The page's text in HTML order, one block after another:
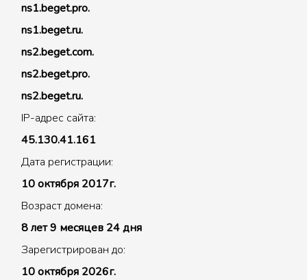
ns1.beget.pro.
ns1.beget.ru.
ns2.beget.com.
ns2.beget.pro.
ns2.beget.ru.
IP-адрес сайта:
45.130.41.161
Дата регистрации:
10 октября 2017г.
Возраст домена:
8 лет 9 месяцев 24 дня
Зарегистрирован до:
10 октября 2026г.